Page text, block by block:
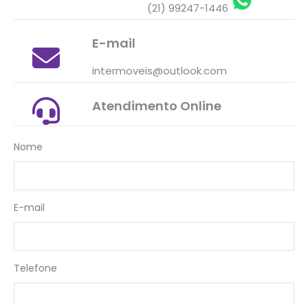
Nome
E-mail
Telefone
(21) 99247-1446
E-mail
intermoveis@outlook.com
Atendimento Online